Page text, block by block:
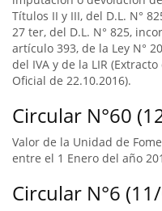
Títulos II y III, del D.L. N°
27 ter, del D.L. N° 825,
artículo 393, de la Ley N°
del IVA y de la LIR
Oficial de 22.10.2016).
Circular N°60
Valor de la Unidad de
entre el 1 Enero del año
Circular N°6